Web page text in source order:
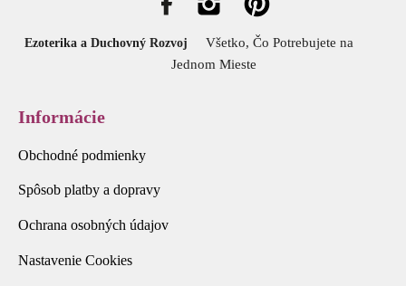
Ezoterika a Duchovný Rozvoj
Všetko, Čo Potrebujete na
Jednom Mieste
Informácie
Obchodné podmienky
Spôsob platby a dopravy
Ochrana osobných údajov
Nastavenie Cookies